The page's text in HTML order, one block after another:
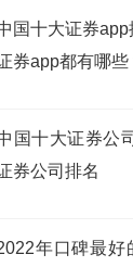
国十大证券
券app都有哪些
国十大证券公
券公司排名
年口碑最好